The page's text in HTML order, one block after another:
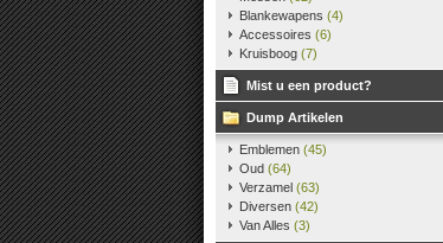
Blankewapens (4)
Accessoires (6)
Kruisboog (7)
Mist u een product?
Dump Artikelen
Emblemen (45)
Oud (64)
Verzamel (63)
Diversen (42)
Van Alles (3)